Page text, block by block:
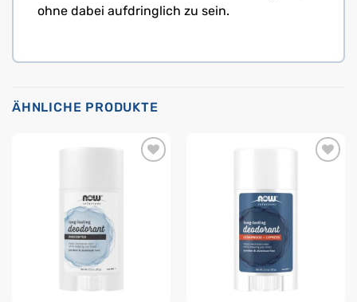
ohne dabei aufdringlich zu sein.
ÄHNLICHE PRODUKTE